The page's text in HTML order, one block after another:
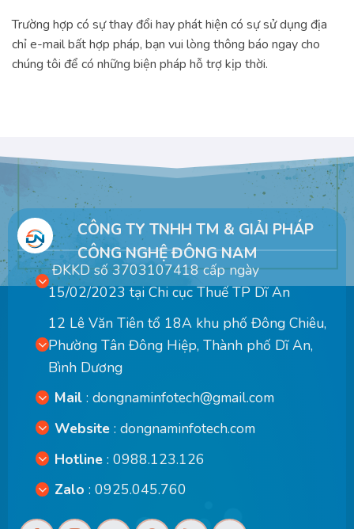
Trường hợp có sự thay đổi hay phát hiện có sự sử dụng địa
chỉ e-mail bất hợp pháp, bạn vui lòng thông báo ngay cho
chúng tôi để có những biện pháp hỗ trợ kịp thời.
CÔNG TY TNHH TM & GIẢI PHÁP
CÔNG NGHỆ ĐÔNG NAM
ĐKKD số 3703107418 cấp ngày
15/02/2023 tại Chi cục Thuế TP Dĩ An
12 Lê Văn Tiên tổ 18A khu phố Đông Chiêu,
Phường Tân Đông Hiệp, Thành phố Dĩ An,
Bình Dương
Mail :dongnaminfotech@gmail.com
Website :dongnaminfotech.com
Hotline : 0988.123.126
Zalo : 0925.045.760